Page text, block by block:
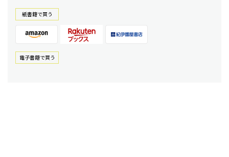
紙書籍で買う
電⼦書籍で買う